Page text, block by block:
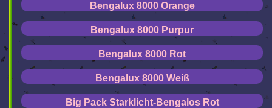
Bengalux 8000 Orange
Bengalux 8000 Purpur
Bengalux 8000 Rot
Bengalux 8000 Weiß
Big Pack Starklicht-Bengalos Rot